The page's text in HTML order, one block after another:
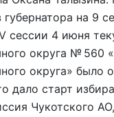
губернатора на 9
сессии 4 июня
округа № 560
округа» было
дало старт
Чукотского